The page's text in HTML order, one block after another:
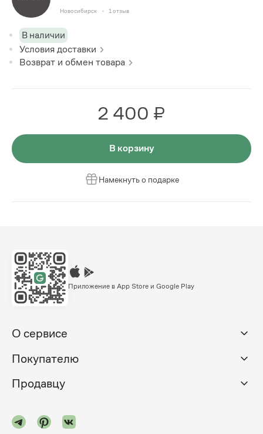
Новосибирск 1 отзыв
В наличии
Условия доставки
Возврат и обмен товара
2 400 ₽
В корзину
Намекнуть о подарке
Приложение в App Store и Google Play
О сервисе
Покупателю
Продавцу